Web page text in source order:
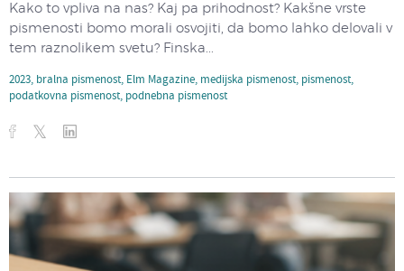
Kako to vpliva na nas? Kaj pa prihodnost? Kakšne vrste
pismenosti bomo morali osvojiti, da bomo lahko delovali v
tem raznolikem svetu? Finska...
2023, bralna pismenost, Elm Magazine, medijska pismenost, pismenost,
podatkovna pismenost, podnebna pismenost